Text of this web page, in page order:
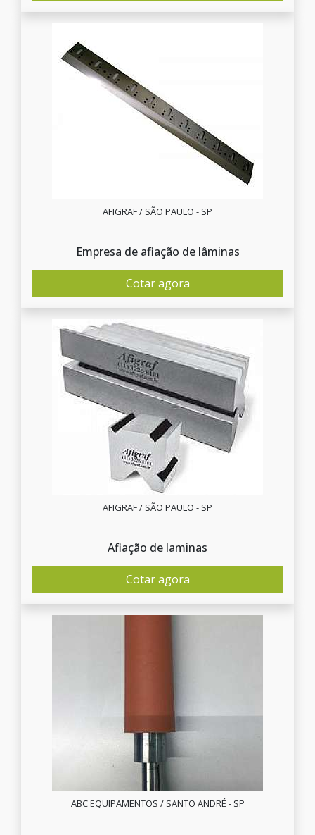
AFIGRAF / SÃO PAULO - SP
Empresa de afiação de lâminas
Cotar agora
AFIGRAF / SÃO PAULO - SP
Afiação de laminas
Cotar agora
ABC EQUIPAMENTOS / SANTO ANDRÉ - SP